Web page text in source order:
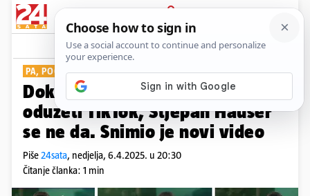
PRIJAVA
Show Komentari
PA, POGLEDAJTE
Dok kruže ankete treba li mu
oduzeti TikTok, Stjepan Hauser
se ne da. Snimio je novi video
Piše24sata, nedjelja, 6.4.2025. u 20:30
Čitanje članka: 1 min